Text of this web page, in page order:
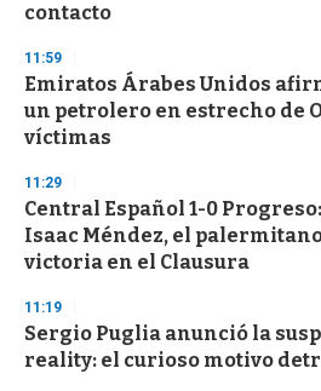
contacto
11:59
Emiratos Árabes Unidos
un petrolero en estrecho de
víctimas
11:29
Central Español 1-0
Isaac Méndez, el
victoria en el Clausura
11:19
Sergio Puglia anunció la
reality: el curioso motivo